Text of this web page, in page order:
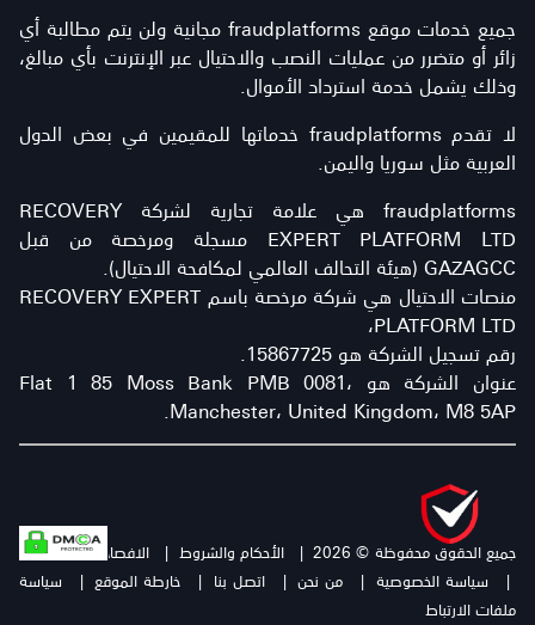
جميع خدمات موقع fraudplatforms مجانية ولن يتم مطالبة أي
زائر أو متضرر من عمليات النصب والاحتيال عبر الإنترنت بأي مبالغ،
وذلك يشمل خدمة استرداد الأموال.
لا تقدم fraudplatforms خدماتها للمقيمين في بعض الدول
العربية مثل سوريا واليمن.
fraudplatforms هي علامة تجارية لشركة RECOVERY
EXPERT PLATFORM LTD مسجلة ومرخصة من قبل
GAZAGCC (هيئة التحالف العالمي لمكافحة الاحتيال).
منصات الاحتيال هي شركة مرخصة باسم RECOVERY EXPERT
PLATFORM LTD،
رقم تسجيل الشركة هو 15867725.
عنوان الشركة هو Flat 1 85 Moss Bank PMB 0081،
Manchester، United Kingdom، M8 5AP.
جميع الحقوق محفوظة © 2026 |الأحكام والشروط | الافصاح عن المخاطرة
| سياسة الخصوصية| من نحن|اتصل بنا |خارطة الموقع | سياسة
ملفات الارتباط